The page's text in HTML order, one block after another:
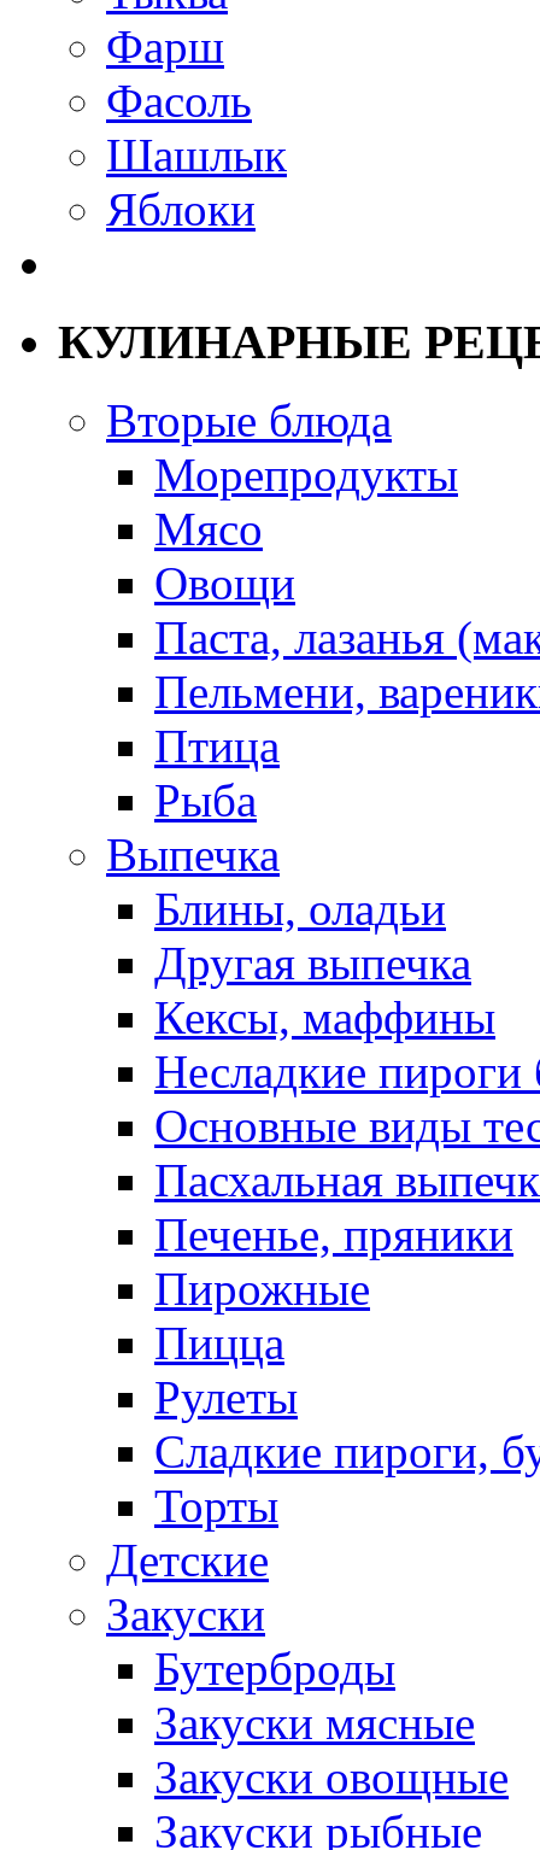
Фарш
Фасоль
Шашлык
Яблоки
КУЛИНАРНЫЕ
Вторые блюда
Морепродукты
Мясо
Овощи
Паста, лазанья
Пельмени,
Птица
Рыба
Выпечка
Блины, оладьи
Другая выпечка
Кексы, маффины
Несладкие пироги
Основные виды
Пасхальная
Печенье, пряники
Пирожные
Пицца
Рулеты
Сладкие пироги,
Торты
Детские
Закуски
Бутерброды
Закуски мясные
Закуски овощные
Закуски рыбные